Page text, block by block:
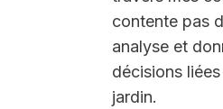
contente pas
analyse et
décisions
jardin.